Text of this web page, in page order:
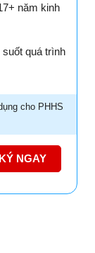
năm kinh
quá trình
cho PHHS
NGAY